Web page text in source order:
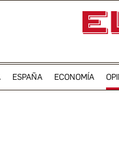
ESPAÑA ECONOMÍA